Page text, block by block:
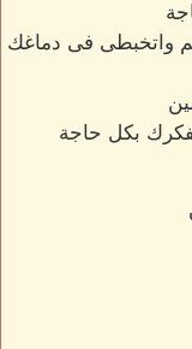
واتخبطى فى دماغك
بكل حاجة